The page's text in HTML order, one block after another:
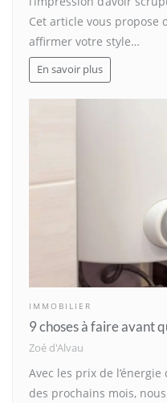
Cet article vous propose
affirmer votre style…
En savoir plus
IMMOBILIER
9 choses à faire avant
Zoé d'Alvau
Avec les prix de
des prochains mois,